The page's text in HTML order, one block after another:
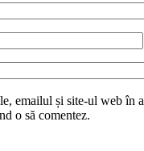
emailul și site-ul web în
o să comentez.